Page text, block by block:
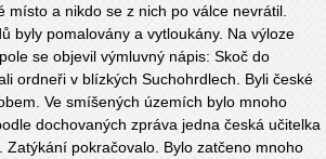
místo a nikdo se z nich po válce nevrátil.
byly pomalovány a vytloukány. Na výloze
se objevil výmluvný nápis: Skoč do
ordneři v blízkých Suchohrdlech. Byli české
Ve smíšených územích bylo mnoho
dochovaných zpráva jedna česká učitelka
Zatýkání pokračovalo. Bylo zatčeno mnoho